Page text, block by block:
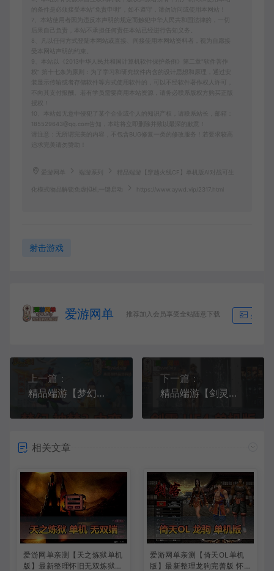
的条件是必须接受本站“免责申明”，如不遵守，请勿访问或使用本网站！
7、本站使用者因为违反本声明的规定而触犯中华人民共和国法律的，一切
后果自己负责，本站不承担任何责任本站已经进行告知义务。
8、凡以任何方式登陆本网站或直接、间接使用本网站资料者，视为自愿接
受本网站声明的约束。
9、本站以《2013中华人民共和国计算机软件保护条例》第二章"软件菩作
权” 第十七条为原则：为了学习和研究软件内含的设计思想和原理，通过安
装显示传输或者存储软件等方式使用软件的，可以不经软件著作权人许可，
不向其支付报酬。若有学员需要商用本站资源，请务必联系版权方购买正版
10、本站如无意中侵犯了某个企业或个人的知识产权，请联系站长，邮箱：
185529643@qq.com告知，本站将立即删除并致以最深的歉意！
请注意：无所谓完美的内容，不包含BUG修复一类的修改服务！若要求较高
追求完美请勿赞助！
爱游网单 端游系列 精品端游【穿越火线CF】单机版AI对战可生
化模式物品解锁免虚拟机一键启动 https://www.aywd.vip/2317.html
射击游戏
爱游网单 推荐加入会员享受全站随意下载 生成海
上一篇：
精品端游【梦幻西游】神梦3单机版家园假人自动任务助战命盘混沌图谱一键启动GM后台视频安装教程
下一篇：
精品端游【剑灵】50级虚幻4韩服版本虚拟机一键端GM后台可刷时装装备金币点券
相关文章
爱游网单亲测【天之炼狱单机
版】最新整理怀旧无双炼狱端
爱游网单亲测【倚天OL单机
版】最新整理龙驹完善版 怀